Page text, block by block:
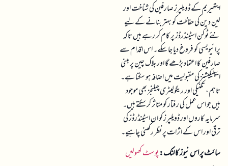
ایتھیریم کے ڈویلپرز صارفین کی شناخت اور
لین دین کی حفاظت کو بہتر بنانے کے لیے
نئے ٹوکن اسٹینڈرڈز پر کام کر رہے ہیں تاکہ
پرائیویسی کو فروغ دیا جا سکے۔ اس اقدام سے
صارفین کا اعتماد بڑھے گا اور بلاک چین پر مبنی
ایپلیکیشنز کی مقبولیت میں اضافہ ہو سکتا ہے۔
تاہم، تکنیکی اور ریگولیٹری چیلنجز بھی موجود
ہیں جو اس عمل کی رفتار کو متاثر کر سکتے ہیں۔
سرمایہ کاروں اور ڈویلپرز کو ان اسٹینڈرڈز کی
ترقی اور اس کے اثرات پر نظر رکھنی چاہیے۔
سائٹ پر اس نیوز کا لنک:پوسٹ کھولیں